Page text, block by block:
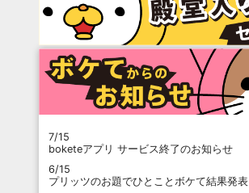
7/15
boketeアプリ サービス終了のお知らせ
6/15
プリッツのお題でひとことボケて結果発表